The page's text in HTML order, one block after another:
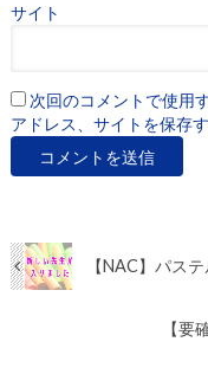
サイト
次回のコメントで使用
アドレス、サイトを保存す
【NAC】パス
【要